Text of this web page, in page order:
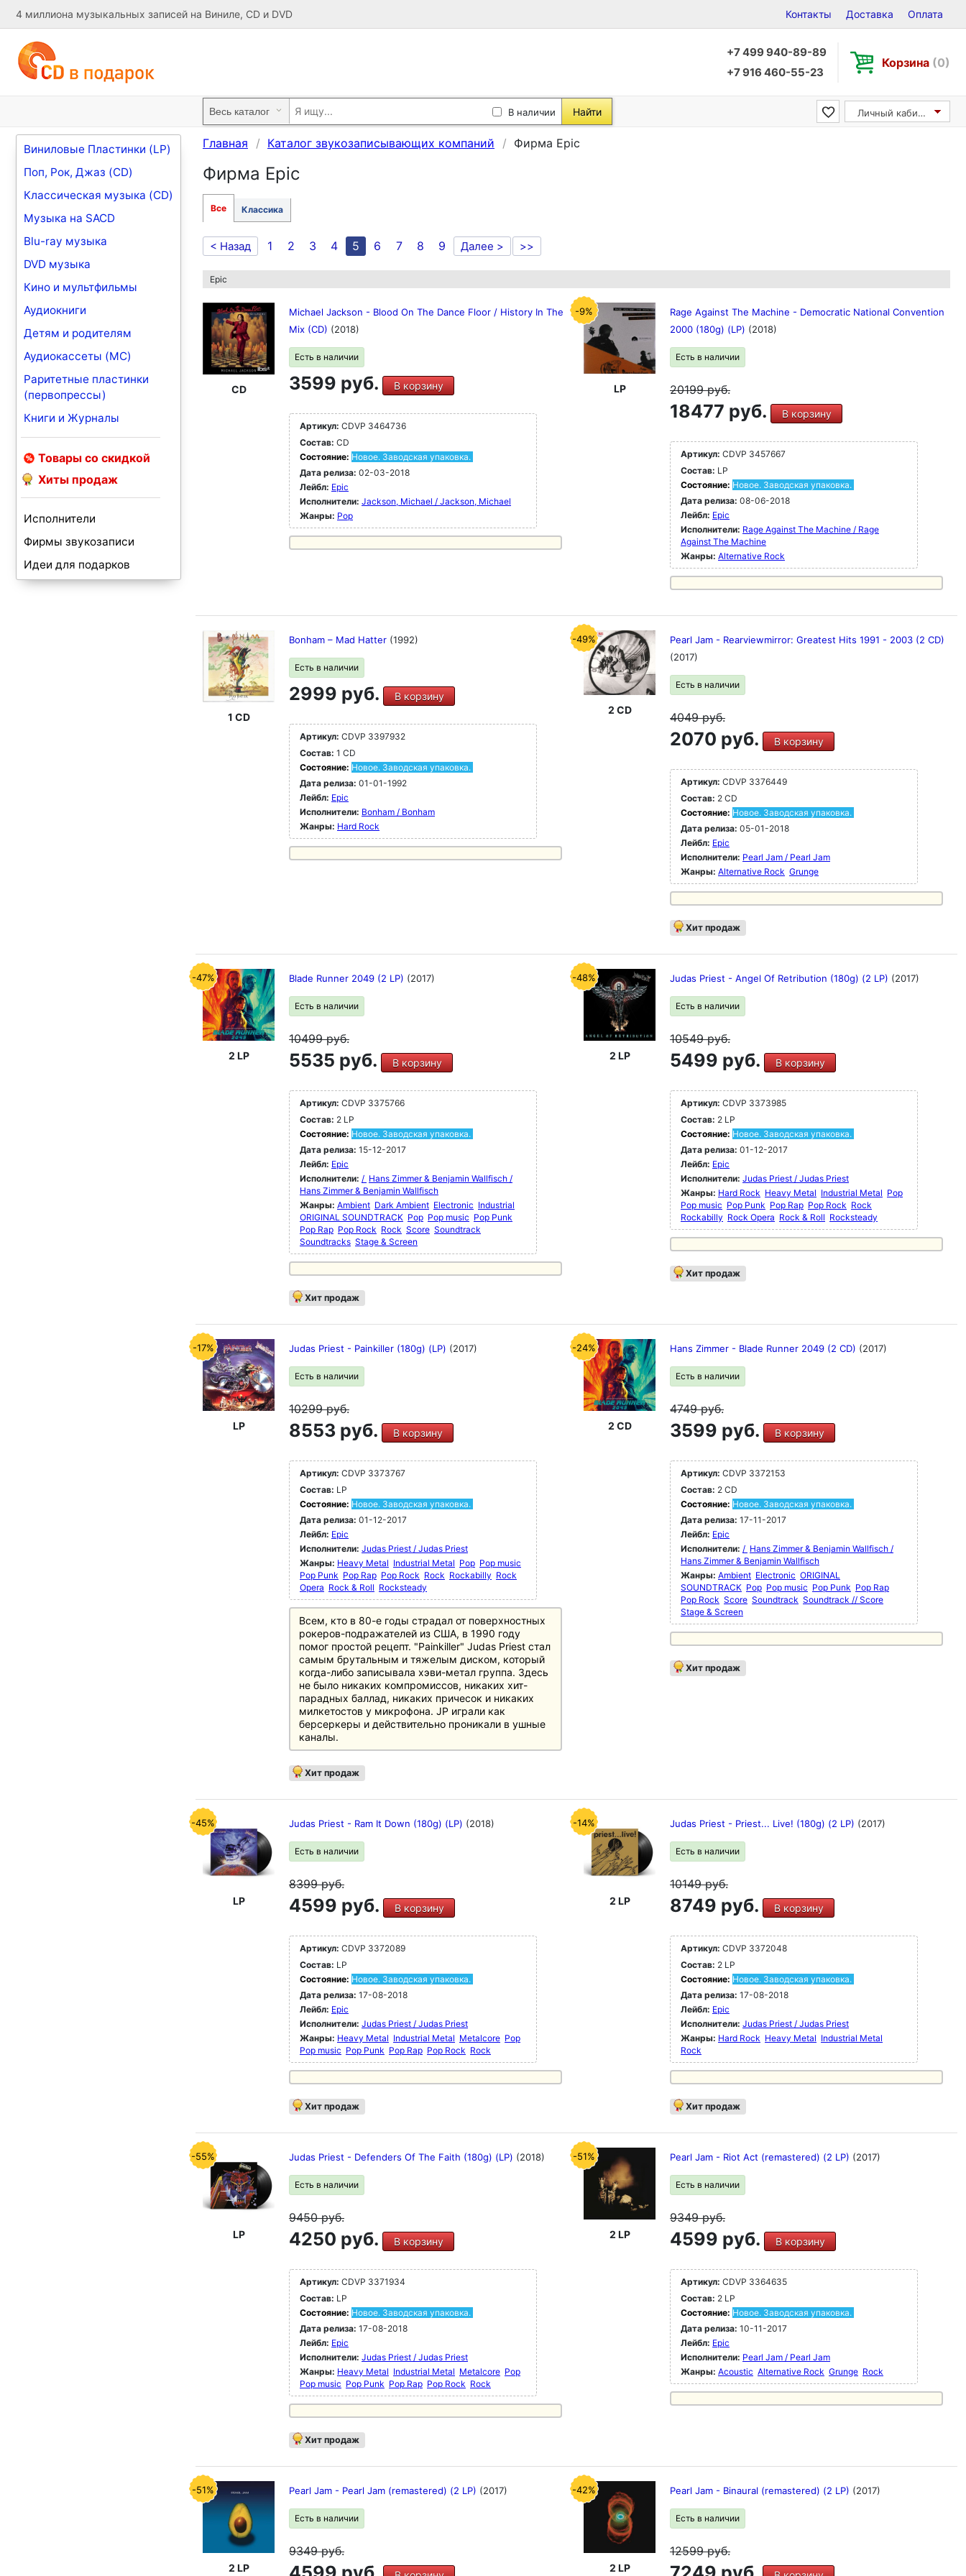
4 миллиона музыкальных записей на Виниле, CD и DVD Контакты Доставка Оплата
+7 499 940-89-89
+7 916 460-55-23
Корзина (0)
В наличии Найти Личный кабинет
Виниловые Пластинки (LP)
Поп, Рок, Джаз (CD)
Классическая музыка (CD)
Музыка на SACD
Blu-ray музыка
DVD музыка
Кино и мультфильмы
Аудиокниги
Детям и родителям
Аудиокассеты (MC)
Раритетные пластинки
(первопрессы)
Книги и Журналы
Товары со скидкой
Хиты продаж
Исполнители
Фирмы звукозаписи
Идеи для подарков
Главная Каталог звукозаписывающих компаний Фирма Epic
Фирма Epic
Все Классика
< Назад 1 2 3 4 5 6 7 8 9 Далее > >>
Epic
CD
Michael Jackson - Blood On The Dance Floor / History In The
Mix (CD) (2018)
Есть в наличии
3599 руб. В корзину
Артикул: CDVP 3464736
Состав: CD
Состояние: Новое. Заводская упаковка.
Дата релиза: 02-03-2018
Лейбл: Epic
Исполнители: Jackson, Michael / Jackson, Michael
Жанры: Pop
-9%
LP
Rage Against The Machine - Democratic National Convention
2000 (180g) (LP) (2018)
Есть в наличии
20199руб.
18477 руб. В корзину
Артикул: CDVP 3457667
Состав: LP
Состояние: Новое. Заводская упаковка.
Дата релиза: 08-06-2018
Лейбл: Epic
Исполнители: Rage Against The Machine / Rage
Against The Machine
Жанры: Alternative Rock
1 CD
Bonham ‎– Mad Hatter (1992)
Есть в наличии
2999 руб. В корзину
Артикул: CDVP 3397932
Состав: 1 CD
Состояние: Новое. Заводская упаковка.
Дата релиза: 01-01-1992
Лейбл: Epic
Исполнители: Bonham / Bonham
Жанры: Hard Rock
-49%
2 CD
Pearl Jam - Rearviewmirror: Greatest Hits 1991 - 2003 (2 CD)
(2017)
Есть в наличии
4049руб.
2070 руб. В корзину
Артикул: CDVP 3376449
Состав: 2 CD
Состояние: Новое. Заводская упаковка.
Дата релиза: 05-01-2018
Лейбл: Epic
Исполнители: Pearl Jam / Pearl Jam
Жанры: Alternative Rock Grunge
Хит продаж
-47%
2 LP
Blade Runner 2049 (2 LP) (2017)
Есть в наличии
10499руб.
5535 руб. В корзину
Артикул: CDVP 3375766
Состав: 2 LP
Состояние: Новое. Заводская упаковка.
Дата релиза: 15-12-2017
Лейбл: Epic
Исполнители: / Hans Zimmer & Benjamin Wallfisch /
Hans Zimmer & Benjamin Wallfisch
Жанры: Ambient Dark Ambient Electronic Industrial
ORIGINAL SOUNDTRACK Pop Pop music Pop Punk
Pop Rap Pop Rock Rock Score Soundtrack
Soundtracks Stage & Screen
Хит продаж
-48%
2 LP
Judas Priest - Angel Of Retribution (180g) (2 LP) (2017)
Есть в наличии
10549руб.
5499 руб. В корзину
Артикул: CDVP 3373985
Состав: 2 LP
Состояние: Новое. Заводская упаковка.
Дата релиза: 01-12-2017
Лейбл: Epic
Исполнители: Judas Priest / Judas Priest
Жанры: Hard Rock Heavy Metal Industrial Metal Pop
Pop music Pop Punk Pop Rap Pop Rock Rock
Rockabilly Rock Opera Rock & Roll Rocksteady
Хит продаж
-17%
LP
Judas Priest - Painkiller (180g) (LP) (2017)
Есть в наличии
10299руб.
8553 руб. В корзину
Артикул: CDVP 3373767
Состав: LP
Состояние: Новое. Заводская упаковка.
Дата релиза: 01-12-2017
Лейбл: Epic
Исполнители: Judas Priest / Judas Priest
Жанры: Heavy Metal Industrial Metal Pop Pop music
Pop Punk Pop Rap Pop Rock Rock Rockabilly Rock
Opera Rock & Roll Rocksteady
Всем, кто в 80-е годы страдал от поверхностных
рокеров-подражателей из США, в 1990 году
помог простой рецепт. "Painkiller" Judas Priest стал
самым брутальным и тяжелым диском, который
когда-либо записывала хэви-метал группа. Здесь
не было никаких компромиссов, никаких хит-
парадных баллад, никаких причесок и никаких
милкетостов у микрофона. JP играли как
берсеркеры и действительно проникали в ушные
каналы.
Хит продаж
-24%
2 CD
Hans Zimmer - Blade Runner 2049 (2 CD) (2017)
Есть в наличии
4749руб.
3599 руб. В корзину
Артикул: CDVP 3372153
Состав: 2 CD
Состояние: Новое. Заводская упаковка.
Дата релиза: 17-11-2017
Лейбл: Epic
Исполнители: / Hans Zimmer & Benjamin Wallfisch /
Hans Zimmer & Benjamin Wallfisch
Жанры: Ambient Electronic ORIGINAL
SOUNDTRACK Pop Pop music Pop Punk Pop Rap
Pop Rock Score Soundtrack Soundtrack // Score
Stage & Screen
Хит продаж
-45%
LP
Judas Priest - Ram It Down (180g) (LP) (2018)
Есть в наличии
8399руб.
4599 руб. В корзину
Артикул: CDVP 3372089
Состав: LP
Состояние: Новое. Заводская упаковка.
Дата релиза: 17-08-2018
Лейбл: Epic
Исполнители: Judas Priest / Judas Priest
Жанры: Heavy Metal Industrial Metal Metalcore Pop
Pop music Pop Punk Pop Rap Pop Rock Rock
Хит продаж
-14%
2 LP
Judas Priest - Priest... Live! (180g) (2 LP) (2017)
Есть в наличии
10149руб.
8749 руб. В корзину
Артикул: CDVP 3372048
Состав: 2 LP
Состояние: Новое. Заводская упаковка.
Дата релиза: 17-08-2018
Лейбл: Epic
Исполнители: Judas Priest / Judas Priest
Жанры: Hard Rock Heavy Metal Industrial Metal
Rock
Хит продаж
-55%
LP
Judas Priest - Defenders Of The Faith (180g) (LP) (2018)
Есть в наличии
9450руб.
4250 руб. В корзину
Артикул: CDVP 3371934
Состав: LP
Состояние: Новое. Заводская упаковка.
Дата релиза: 17-08-2018
Лейбл: Epic
Исполнители: Judas Priest / Judas Priest
Жанры: Heavy Metal Industrial Metal Metalcore Pop
Pop music Pop Punk Pop Rap Pop Rock Rock
Хит продаж
-51%
2 LP
Pearl Jam - Riot Act (remastered) (2 LP) (2017)
Есть в наличии
9349руб.
4599 руб. В корзину
Артикул: CDVP 3364635
Состав: 2 LP
Состояние: Новое. Заводская упаковка.
Дата релиза: 10-11-2017
Лейбл: Epic
Исполнители: Pearl Jam / Pearl Jam
Жанры: Acoustic Alternative Rock Grunge Rock
-51%
2 LP
Pearl Jam - Pearl Jam (remastered) (2 LP) (2017)
Есть в наличии
9349руб.
-42%
2 LP
Pearl Jam - Binaural (remastered) (2 LP) (2017)
Есть в наличии
12599руб.